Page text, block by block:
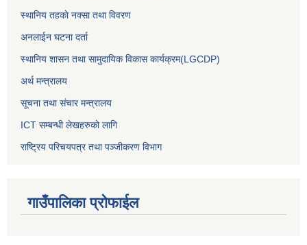
स्थानिय तहकाे नक्सा तथा विवरण
अनलाईन घटना दर्ता
स्थानिय शासन तथा सामुदायिक विकास कार्यक्रम(LGCDP)
अर्थ मन्त्रालय
सूचना तथा संचार मन्त्रालय
ICT सम्बन्धी लेखहरुको लागि
राष्ट्रिय परिचयपत्र तथा पञ्‍जीकरण विभाग
गाउँपालिका प्रोफाईल